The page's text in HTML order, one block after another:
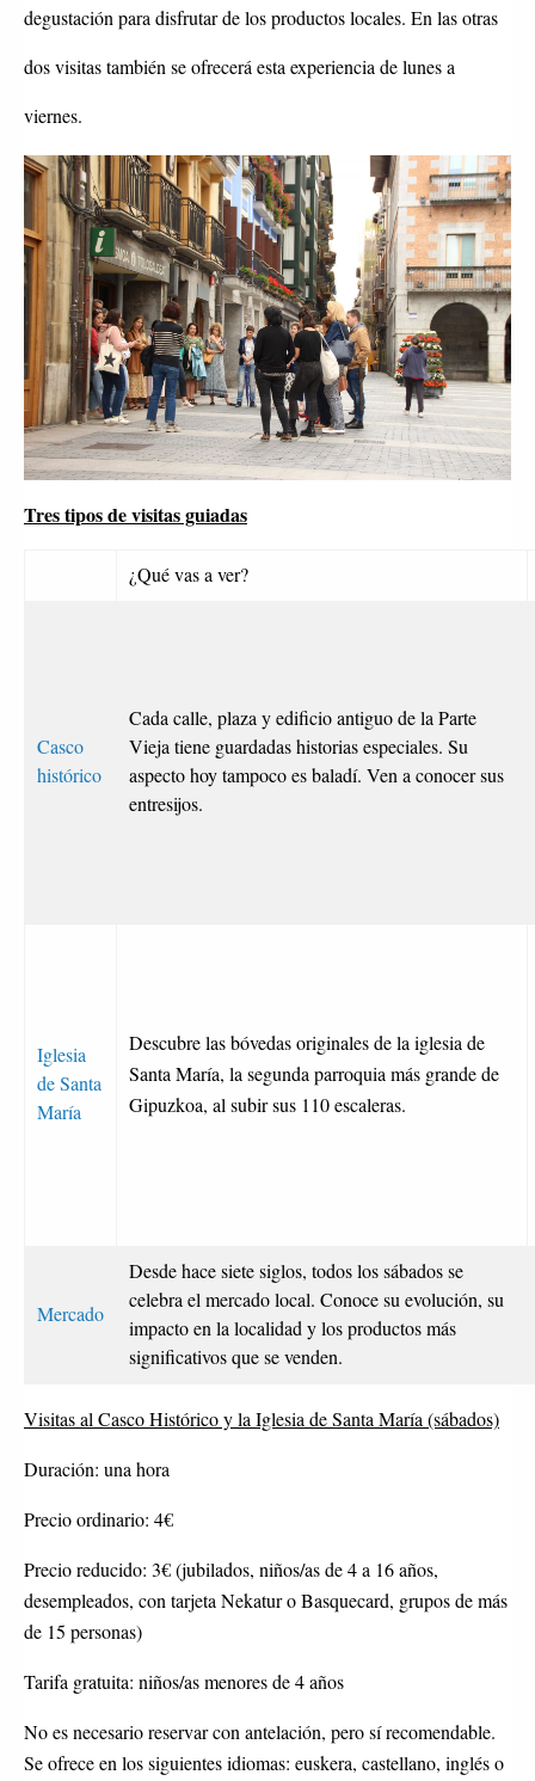
degustación para disfrutar de los productos locales. En las otras
dos visitas también se ofrecerá esta experiencia de lunes a
viernes.
Tres tipos de visitas guiadas
¿Qué vas a ver?
Casco
histórico
Cada calle, plaza y edificio antiguo de la Parte
Vieja tiene guardadas historias especiales. Su
aspecto hoy tampoco es baladí. Ven a conocer sus
entresijos.
Iglesia
de Santa
María
Descubre las bóvedas originales de la iglesia de
Santa María, la segunda parroquia más grande de
Gipuzkoa, al subir sus 110 escaleras.
Mercado
Desde hace siete siglos, todos los sábados se
celebra el mercado local. Conoce su evolución, su
impacto en la localidad y los productos más
significativos que se venden.
Visitas al Casco Histórico y la Iglesia de Santa María (sábados)
Duración: una hora
Precio ordinario: 4€
Precio reducido: 3€ (jubilados, niños/as de 4 a 16 años,
desempleados, con tarjeta Nekatur o Basquecard, grupos de más
de 15 personas)
Tarifa gratuita: niños/as menores de 4 años
No es necesario reservar con antelación, pero sí recomendable.
Se ofrece en los siguientes idiomas: euskera, castellano, inglés o